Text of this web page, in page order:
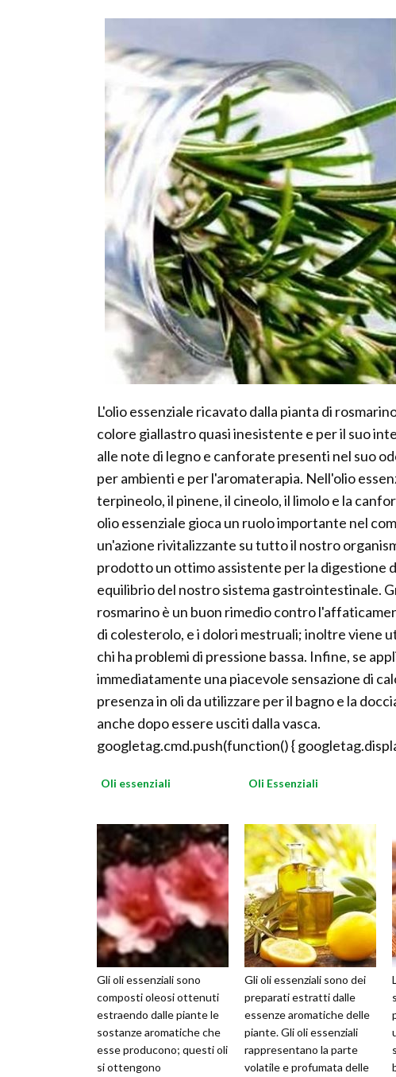
L'olio essenziale ricavato dalla pianta di
colore giallastro quasi inesistente e per il suo
alle note di legno e canforate presenti nel suo
per ambienti e per l'aromaterapia. Nell'olio
terpineolo, il pinene, il cineolo, il limolo e la
olio essenziale gioca un ruolo importante nel
un'azione rivitalizzante su tutto il nostro
prodotto un ottimo assistente per la digestione
equilibrio del nostro sistema gastrointestinale.
rosmarino è un buon rimedio contro
di colesterolo, e i dolori mestruali; inoltre viene
chi ha problemi di pressione bassa. Infine, se
immediatamente una piacevole sensazione di
presenza in oli da utilizzare per il bagno e la
anche dopo essere usciti dalla vasca.
googletag.cmd.push(function() {
Oli essenziali
Gli oli essenziali sono
composti oleosi ottenuti
estraendo dalle piante le
sostanze aromatiche che
esse producono; questi oli
si ottengono
Oli Essenziali
Gli oli essenziali sono dei
preparati estratti dalle
essenze aromatiche delle
piante. Gli oli essenziali
rappresentano la parte
volatile e profumata delle